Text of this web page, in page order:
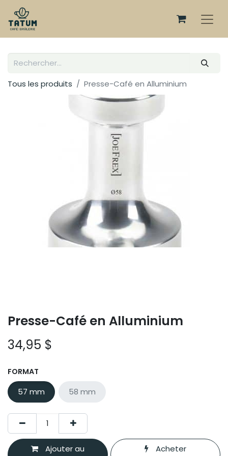
Tous les produits Presse-Café en Alluminium
Presse-Café en Alluminium
34,95 $
FORMAT
57 mm 58 mm
Ajouter au
Acheter